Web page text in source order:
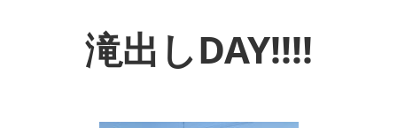
滝出しDAY!!!!